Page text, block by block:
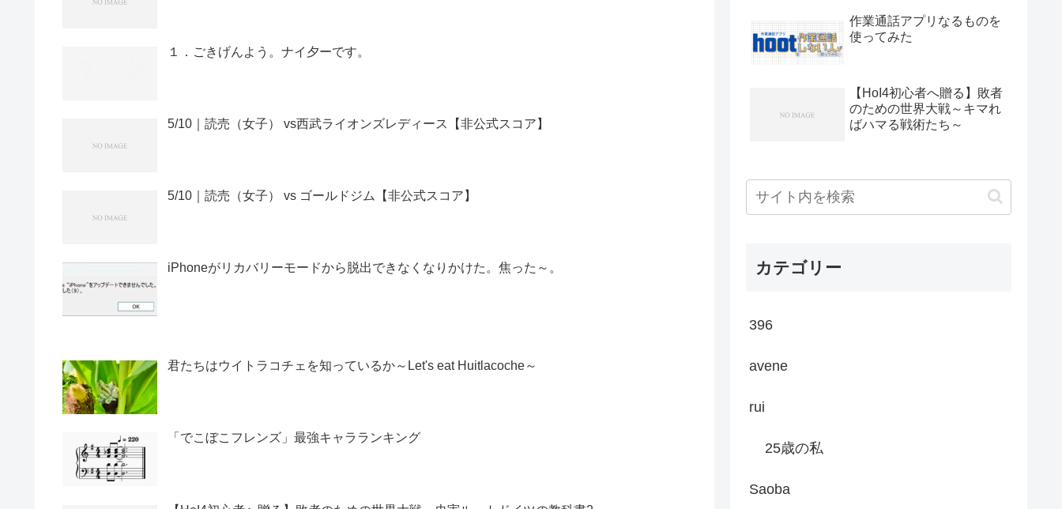
１．ごきげんよう。ナイ夕ーです。
5/10｜読売（女子） vs西武ライオンズレディース【非公式スコア】
5/10｜読売（女子） vs ゴールドジム【非公式スコア】
iPhoneがリカバリーモードから脱出できなくなりかけた。焦った～。
君たちはウイトラコチェを知っているか～Let's eat Huitlacoche～
「でこぼこフレンズ」最強キャラランキング
作業通話アプリなるものを
使ってみた
【HoI4初心者へ贈る】敗者
のための世界大戦～キマれ
ばハマる戦術たち～
カテゴリー
396
avene
rui
25歳の私
Saoba